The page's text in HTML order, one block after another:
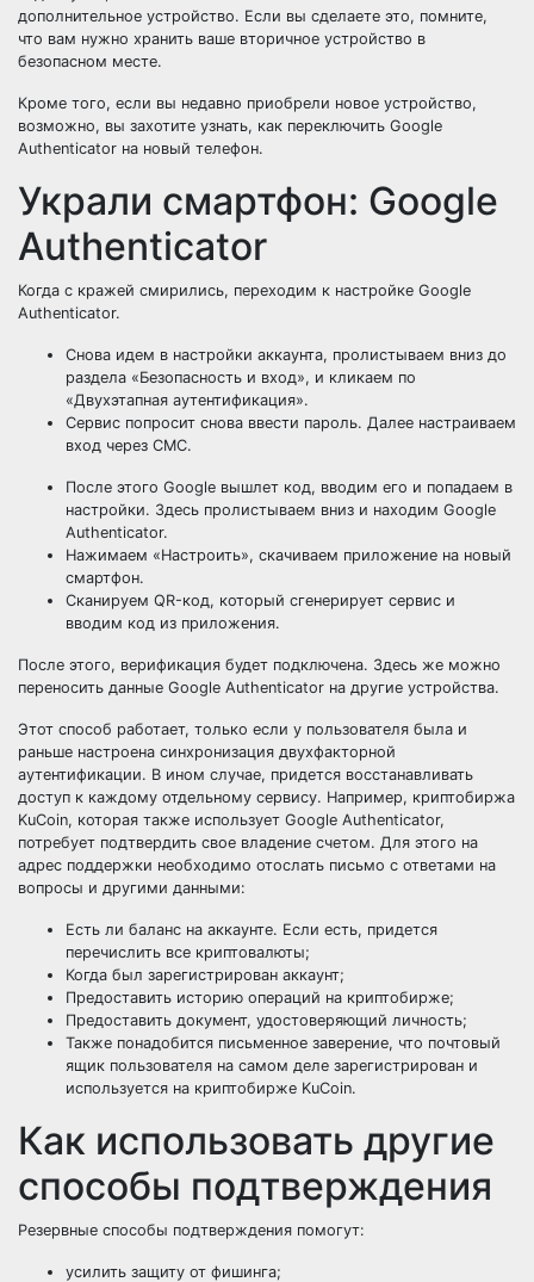
дополнительное устройство. Если вы сделаете это, помните,
что вам нужно хранить ваше вторичное устройство в
безопасном месте.
Кроме того, если вы недавно приобрели новое устройство,
возможно, вы захотите узнать, как переключить Google
Authenticator на новый телефон.
Украли смартфон: Google
Authenticator
Когда с кражей смирились, переходим к настройке Google
Authenticator.
Снова идем в настройки аккаунта, пролистываем вниз до
раздела «Безопасность и вход», и кликаем по
«Двухэтапная аутентификация».
Сервис попросит снова ввести пароль. Далее настраиваем
вход через СМС.
После этого Google вышлет код, вводим его и попадаем в
настройки. Здесь пролистываем вниз и находим Google
Authenticator.
Нажимаем «Настроить», скачиваем приложение на новый
смартфон.
Сканируем QR-код, который сгенерирует сервис и
вводим код из приложения.
После этого, верификация будет подключена. Здесь же можно
переносить данные Google Authenticator на другие устройства.
Этот способ работает, только если у пользователя была и
раньше настроена синхронизация двухфакторной
аутентификации. В ином случае, придется восстанавливать
доступ к каждому отдельному сервису. Например, криптобиржа
KuCoin, которая также использует Google Authenticator,
потребует подтвердить свое владение счетом. Для этого на
адрес поддержки необходимо отослать письмо с ответами на
вопросы и другими данными:
Есть ли баланс на аккаунте. Если есть, придется
перечислить все криптовалюты;
Когда был зарегистрирован аккаунт;
Предоставить историю операций на криптобирже;
Предоставить документ, удостоверяющий личность;
Также понадобится письменное заверение, что почтовый
ящик пользователя на самом деле зарегистрирован и
используется на криптобирже KuCoin.
Как использовать другие
способы подтверждения
Резервные способы подтверждения помогут:
усилить защиту от фишинга;